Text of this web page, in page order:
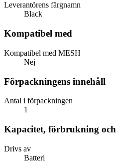
Leverantörens färgnamn
Black
Kompatibel med
Kompatibel med MESH
Nej
Förpackningens innehåll
Antal i förpackningen
1
Kapacitet, förbrukning
Drivs av
Batteri